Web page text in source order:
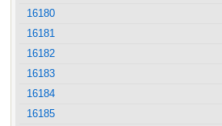
16180
16181
16182
16183
16184
16185